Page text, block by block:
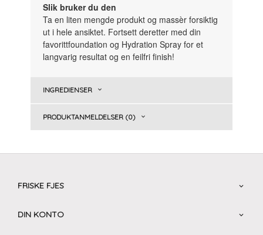
Slik bruker du den
Ta en liten mengde produkt og massèr forsiktig
ut i hele ansiktet. Fortsett deretter med din
favorittfoundation og Hydration Spray for et
langvarig resultat og en feilfri finish!
INGREDIENSER
PRODUKTANMELDELSER (0)
FRISKE FJES
DIN KONTO